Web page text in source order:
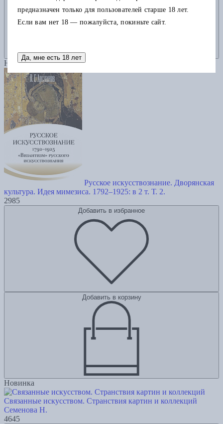
Новинка
Русское искусствознание. Дворянская
культура. Идея мимезиса. 1792–1925: в 2 т. Т. 2.
2985
Добавить в избранное
Добавить в корзину
Новинка
Связанные искусством. Странствия картин и коллекций
Семенова Н.
4645
предназначен только для пользователей старше 18 лет.
Если вам нет 18 — пожалуйста, покиньте сайт.
Да, мне есть 18 лет